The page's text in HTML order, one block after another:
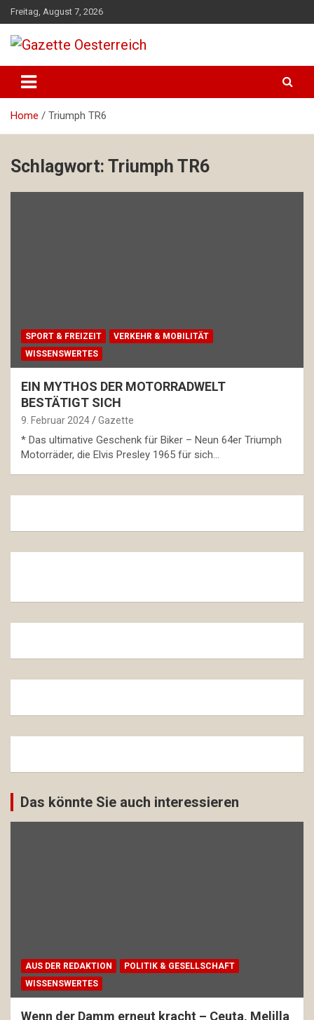
Skip
to
content
Freitag, August 7, 2026
Gazette Oesterreich
Home Triumph TR6
Schlagwort: Triumph TR6
SPORT & FREIZEIT
VERKEHR & MOBILITÄT
WISSENSWERTES
EIN MYTHOS DER MOTORRADWELT
BESTÄTIGT SICH
9. Februar 2024 Gazette
* Das ultimative Geschenk für Biker – Neun 64er Triumph
Motorräder, die Elvis Presley 1965 für sich…
Das könnte Sie auch interessieren
AUS DER REDAKTION
POLITIK & GESELLSCHAFT
WISSENSWERTES
Wenn der Damm erneut kracht – Ceuta, Melilla